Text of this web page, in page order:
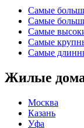
Самые
Самые
Самые
Самые
Самые
Жилые дома
Москва
Казань
Уфа